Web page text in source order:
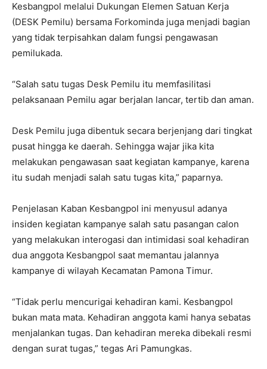
Kesbangpol melalui Dukungan Elemen Satuan Kerja
(DESK Pemilu) bersama Forkominda juga menjadi bagian
yang tidak terpisahkan dalam fungsi pengawasan
pemilukada.
“Salah satu tugas Desk Pemilu itu memfasilitasi
pelaksanaan Pemilu agar berjalan lancar, tertib dan aman.
Desk Pemilu juga dibentuk secara berjenjang dari tingkat
pusat hingga ke daerah. Sehingga wajar jika kita
melakukan pengawasan saat kegiatan kampanye, karena
itu sudah menjadi salah satu tugas kita,” paparnya.
Penjelasan Kaban Kesbangpol ini menyusul adanya
insiden kegiatan kampanye salah satu pasangan calon
yang melakukan interogasi dan intimidasi soal kehadiran
dua anggota Kesbangpol saat memantau jalannya
kampanye di wilayah Kecamatan Pamona Timur.
“Tidak perlu mencurigai kehadiran kami. Kesbangpol
bukan mata mata. Kehadiran anggota kami hanya sebatas
menjalankan tugas. Dan kehadiran mereka dibekali resmi
dengan surat tugas,” tegas Ari Pamungkas.